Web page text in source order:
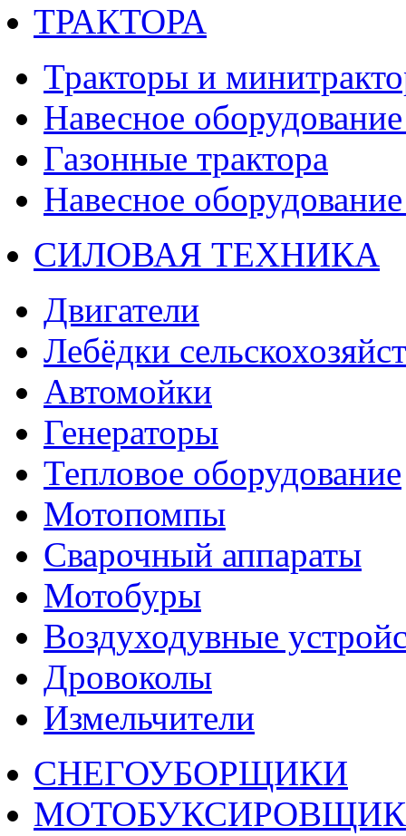
ТРАКТОРА
Тракторы и
Навесное
Газонные трактора
Навесное
СИЛОВАЯ ТЕХНИКА
Двигатели
Лебёдки
Автомойки
Генераторы
Тепловое оборудование
Мотопомпы
Сварочный аппараты
Мотобуры
Воздуходувные
Дровоколы
Измельчители
СНЕГОУБОРЩИКИ